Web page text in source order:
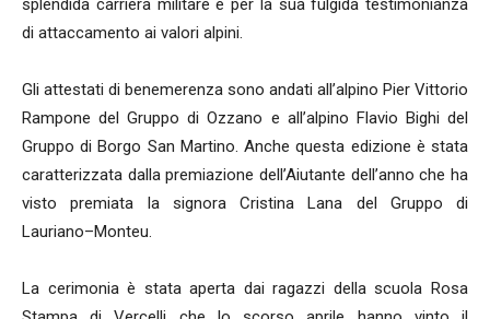
splendida carriera militare e per la sua fulgida testimonianza
di attaccamento ai valori alpini.
Gli attestati di benemerenza sono andati all’alpino Pier Vittorio
Rampone del Gruppo di Ozzano e all’alpino Flavio Bighi del
Gruppo di Borgo San Martino. Anche questa edizione è stata
caratterizzata dalla premiazione dell’Aiutante dell’anno che ha
visto premiata la signora Cristina Lana del Gruppo di
Lauriano–Monteu.
La cerimonia è stata aperta dai ragazzi della scuola Rosa